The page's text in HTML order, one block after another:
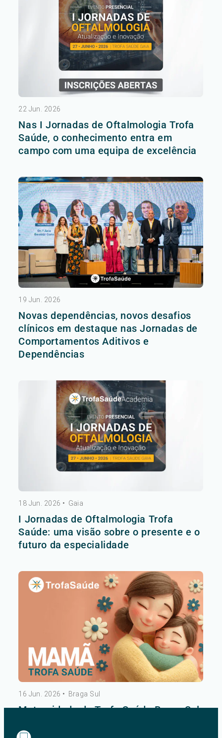
22 Jun. 2026
Nas I Jornadas de Oftalmologia Trofa
Saúde, o conhecimento entra em
campo com uma equipa de excelência
19 Jun. 2026
Novas dependências, novos desafios
clínicos em destaque nas Jornadas de
Comportamentos Aditivos e
Dependências
18 Jun. 2026 • Gaia
I Jornadas de Oftalmologia Trofa
Saúde: uma visão sobre o presente e o
futuro da especialidade
16 Jun. 2026 • Braga Sul
Maternidade do Trofa Saúde Braga Sul